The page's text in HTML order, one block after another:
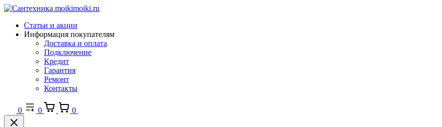
Статьи и акции
Информация покупателям
Доставка и оплата
Подключение
Кредит
Гарантия
Ремонт
Контакты
0 0 0